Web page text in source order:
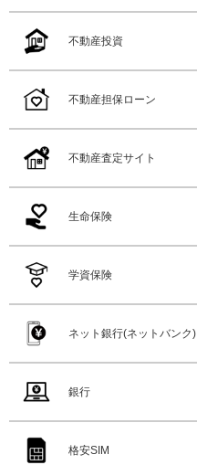
不動産投資
不動産担保ローン
不動産査定サイト
生命保険
学資保険
ネット銀行(ネットバンク)
銀行
格安SIM